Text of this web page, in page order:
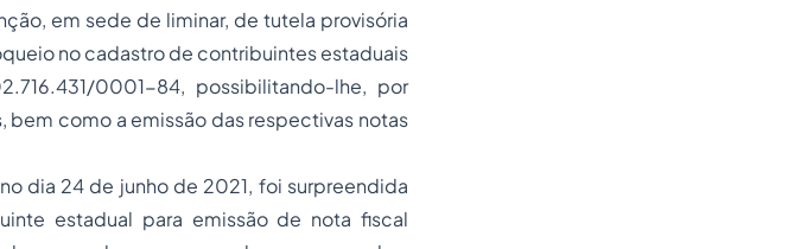
em sede de liminar, de tutela provisória
no cadastro de contribuintes estaduais
0001-84, possibilitando-lhe, por
bem como a emissão das respectivas notas
dia 24 de junho de 2021, foi surpreendida
estadual para emissão de nota fiscal